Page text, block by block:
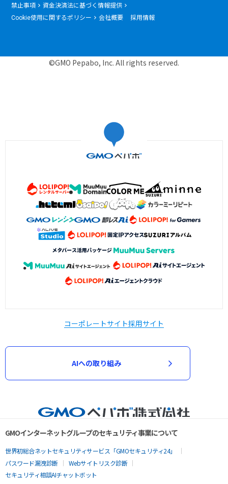
禁止事項
資金決済法に基づく情報提供
Cookie使用に関するポリシー
会社概要 採用情報
©GMO Pepabo, Inc. All rights reserved.
コーポレートサイト採用サイト
AIへの取り組み
GMOインターネットグループのセキュリティ事業について
世界初総合ネットセキュリティサービス「GMOセキュリティ24」
パスワード漏洩診断
Webサイトリスク診断
セキュリティ相談AIチャットボット